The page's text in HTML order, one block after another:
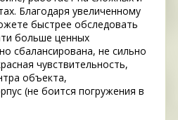
Благодаря увеличенному
быстрее обследовать
больше ценных
сбалансирована, не сильно
чувствительность,
объекта,
(не боится погружения в